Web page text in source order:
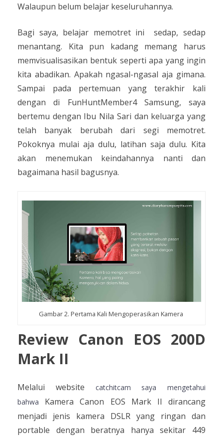
Walaupun belum belajar keseluruhannya.
Bagi saya, belajar memotret ini
sedap, sedap
menantang. Kita pun kadang memang harus
memvisualisasikan bentuk seperti apa yang ingin
kita abadikan. Apakah ngasal-ngasal aja gimana.
Sampai pada pertemuan yang terakhir kali
dengan di FunHuntMember4 Samsung, saya
bertemu dengan Ibu Nila Sari dan keluarga yang
telah banyak berubah dari segi memotret.
Pokoknya mulai aja dulu, latihan saja dulu. Kita
akan menemukan keindahannya nanti dan
bagaimana hasil bagusnya.
Gambar 2. Pertama Kali Mengoperasikan Kamera
Review Canon EOS 200D
Mark II
Melalui website
catchitcam saya mengetahui
bahwa Kamera Canon EOS Mark II dirancang
menjadi jenis kamera DSLR yang ringan dan
portable dengan beratnya hanya sekitar 449